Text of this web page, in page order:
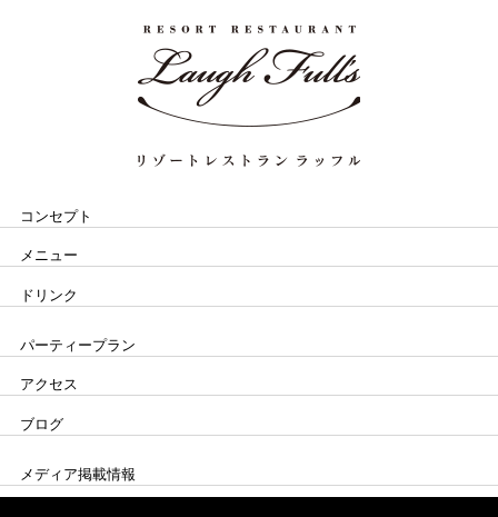
コンセプト
メニュー
ドリンク
パーティープラン
アクセス
ブログ
メディア掲載情報